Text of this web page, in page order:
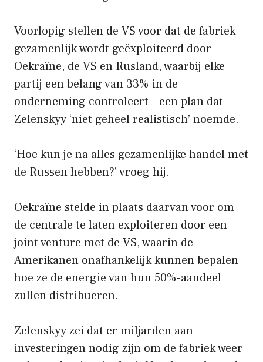
Voorlopig stellen de VS voor dat de fabriek
gezamenlijk wordt geëxploiteerd door
Oekraïne, de VS en Rusland, waarbij elke
partij een belang van 33% in de
onderneming controleert – een plan dat
Zelenskyy ‘niet geheel realistisch’ noemde.
‘Hoe kun je na alles gezamenlijke handel met
de Russen hebben?’ vroeg hij.
Oekraïne stelde in plaats daarvan voor om
de centrale te laten exploiteren door een
joint venture met de VS, waarin de
Amerikanen onafhankelijk kunnen bepalen
hoe ze de energie van hun 50%-aandeel
zullen distribueren.
Zelenskyy zei dat er miljarden aan
investeringen nodig zijn om de fabriek weer